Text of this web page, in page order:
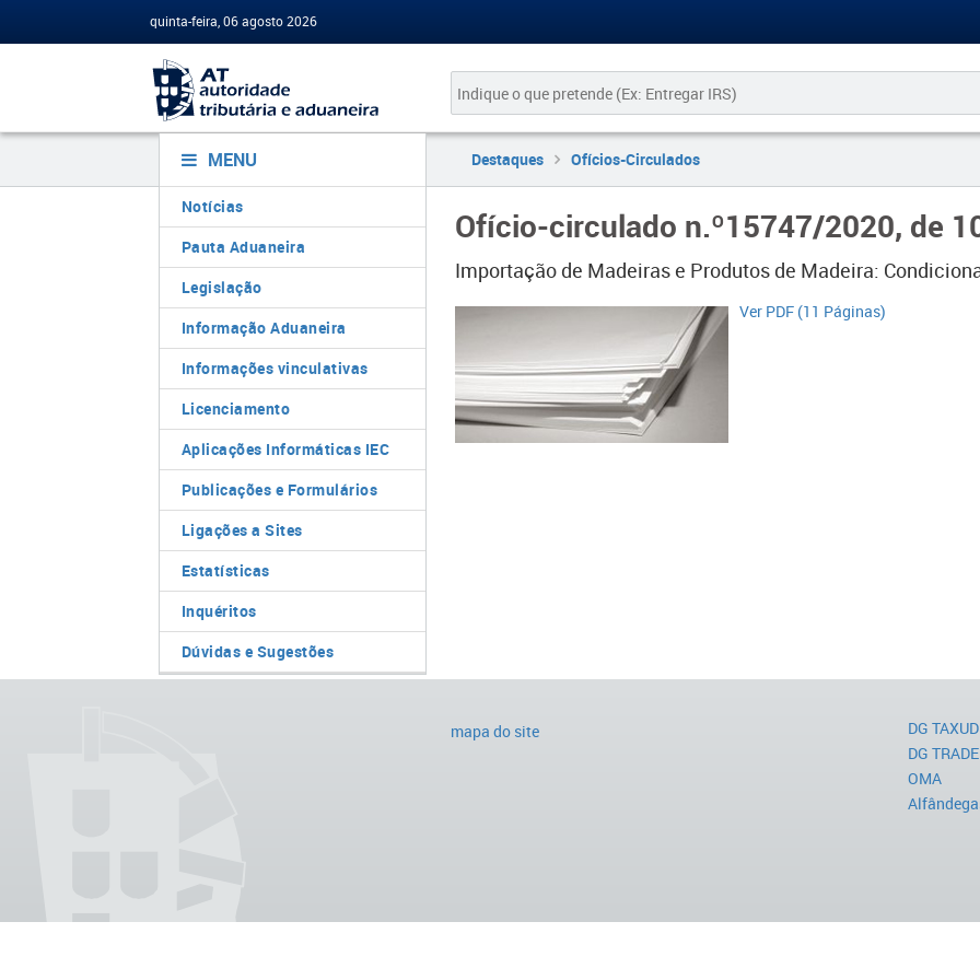
quinta-feira, 06 agosto 2026
MENU
Notícias
Pauta Aduaneira
Legislação
Informação Aduaneira
Informações vinculativas
Licenciamento
Aplicações Informáticas IEC
Publicações e Formulários
Ligações a Sites
Estatísticas
Inquéritos
Dúvidas e Sugestões
Destaques Ofícios-Circulados
Ofício-circulado n.º15747/2020, de
Importação de Madeiras e Produtos de Madeira:
Ver PDF (11 Páginas)
mapa do site
DG TAXUD
DG TRADE
OMA